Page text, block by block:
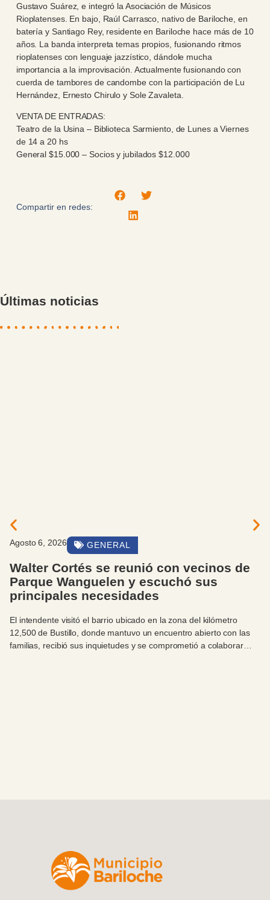
Gustavo Suárez, e integró la Asociación de Músicos
Rioplatenses. En bajo, Raúl Carrasco, nativo de Bariloche, en
batería y Santiago Rey, residente en Bariloche hace más de 10
años. La banda interpreta temas propios, fusionando ritmos
rioplatenses con lenguaje jazzístico, dándole mucha
importancia a la improvisación. Actualmente fusionando con
cuerda de tambores de candombe con la participación de Lu
Hernández, Ernesto Chirulo y Sole Zavaleta.
VENTA DE ENTRADAS:
Teatro de la Usina – Biblioteca Sarmiento, de Lunes a Viernes
de 14 a 20 hs
General $15.000 – Socios y jubilados $12.000
Compartir en redes:
Últimas noticias
Agosto 6, 2026 GENERAL
Walter Cortés se reunió con vecinos de
Parque Wanguelen y escuchó sus
principales necesidades
El intendente visitó el barrio ubicado en la zona del kilómetro
12,500 de Bustillo, donde mantuvo un encuentro abierto con las
familias, recibió sus inquietudes y se comprometió a colaborar